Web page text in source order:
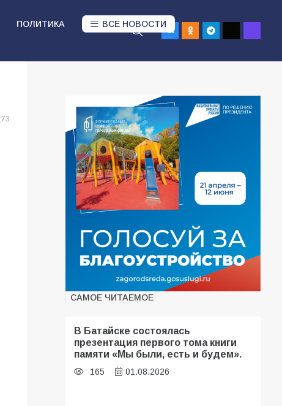
ПОЛИТИКА ВСЕ НОВОСТИ
73
САМОЕ ЧИТАЕМОЕ
В Батайске состоялась
презентация первого тома книги
памяти «Мы были, есть и будем».
165 01.08.2026